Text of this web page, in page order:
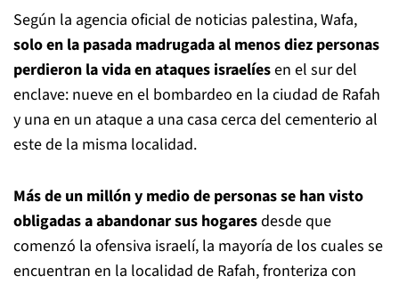
Según la agencia oficial de noticias palestina, Wafa,
solo en la pasada madrugada al menos diez personas
perdieron la vida en ataques israelíesen el sur del
enclave: nueve en el bombardeo en la ciudad de Rafah
y una en un ataque a una casa cerca del cementerio al
este de la misma localidad.
Más de un millón y medio de personas se han visto
obligadas a abandonar sus hogaresdesde que
comenzó la ofensiva israelí, la mayoría de los cuales se
encuentran en la localidad de Rafah, fronteriza con